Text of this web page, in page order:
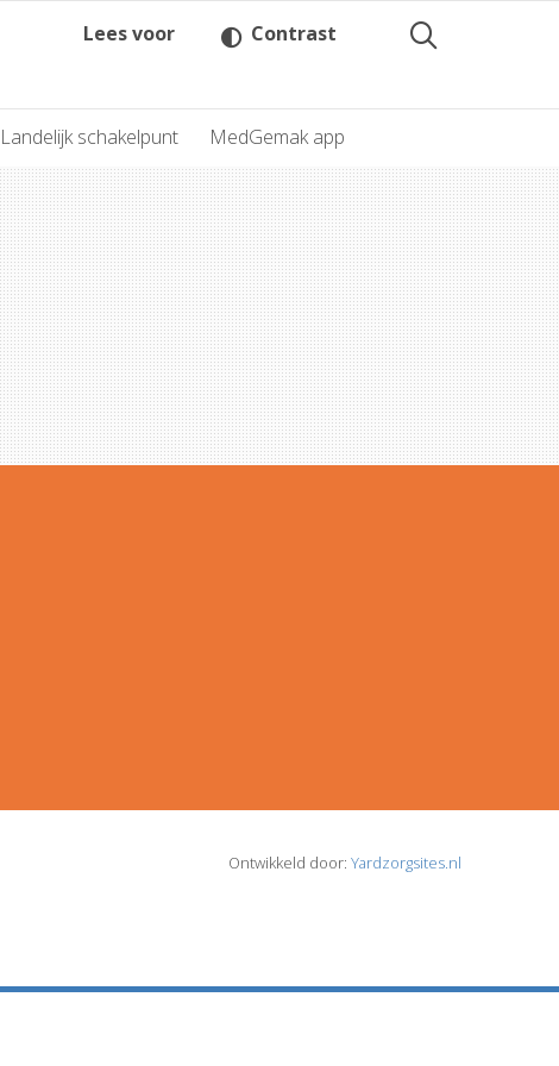
Lees voor Contrast
Landelijk schakelpunt MedGemak app
Ontwikkeld door: Yardzorgsites.nl